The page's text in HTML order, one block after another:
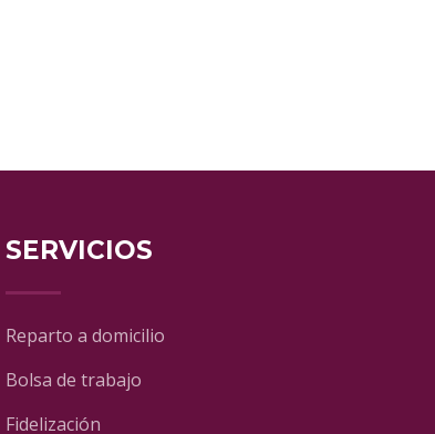
SERVICIOS
Reparto a domicilio
Bolsa de trabajo
Fidelización